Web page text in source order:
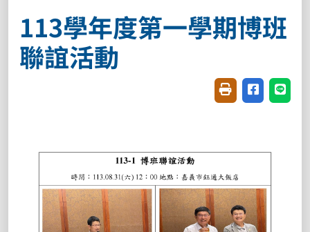
113學年度第一學期博班
聯誼活動
友善列印(開新視
分享至臉書
分享